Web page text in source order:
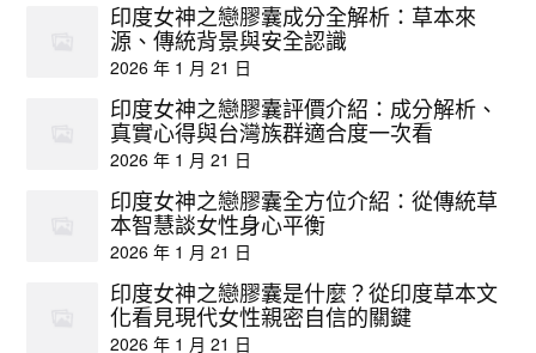
印度女神之戀膠囊成分全解析：草本來
源、傳統背景與安全認識
2026 年 1 月 21 日
印度女神之戀膠囊評價介紹：成分解析、
真實心得與台灣族群適合度一次看
2026 年 1 月 21 日
印度女神之戀膠囊全方位介紹：從傳統草
本智慧談女性身心平衡
2026 年 1 月 21 日
印度女神之戀膠囊是什麼？從印度草本文
化看見現代女性親密自信的關鍵
2026 年 1 月 21 日